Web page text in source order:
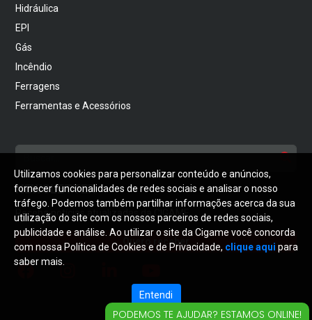
Hidráulica
EPI
Gás
Incêndio
Ferragens
Ferramentas e Acessórios
NEWSLETTER
Receba notícias atualizadas da CIGAME
Quero receber
Utilizamos cookies para personalizar conteúdo e anúncios,
fornecer funcionalidades de redes sociais e analisar o nosso
tráfego. Podemos também partilhar informações acerca da sua
utilização do site com os nossos parceiros de redes sociais,
publicidade e análise. Ao utilizar o site da Cigame você concorda
com nossa Política de Cookies e de Privacidade, clique aqui para
saber mais.
Entendi
PODEMOS TE AJUDAR? ESTAMOS ONLINE!